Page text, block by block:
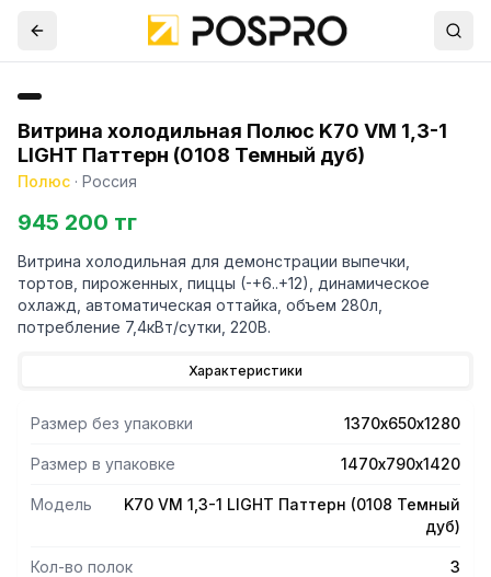
Витрина холодильная Полюс K70 VM 1,3-1
LIGHT Паттерн (0108 Темный дуб)
Полюс · Россия
945 200 тг
Витрина холодильная для демонстрации выпечки,
тортов, пироженных, пиццы (-+6..+12), динамическое
охлажд, автоматическая оттайка, объем 280л,
потребление 7,4кВт/сутки, 220В.
Характеристики
Размер без упаковки 1370х650х1280
Размер в упаковке 1470х790х1420
Модель
K70 VM 1,3-1 LIGHT Паттерн (0108 Темный
дуб)
Кол-во полок 3